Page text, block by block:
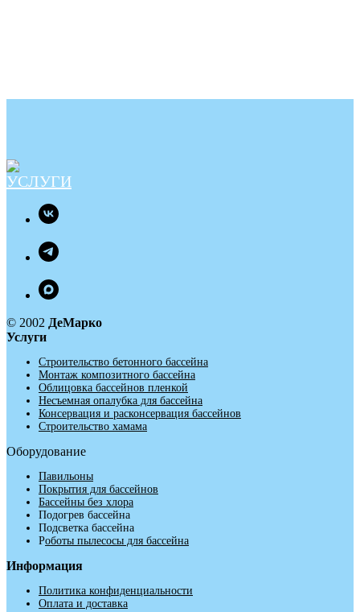
© 2002 ДеМарко
Услуги
Строительство бетонного бассейна
Монтаж композитного бассейна
Облицовка бассейнов пленкой
Несъемная опалубка для бассейна
Консервация и расконсервация бассейнов
Строительство хамама
Оборудование
Павильоны
Покрытия для бассейнов
Бассейны без хлора
Подогрев бассейна
Подсветка бассейна
Роботы пылесосы для бассейна
Информация
Политика конфиденциальности
Оплата и доставка